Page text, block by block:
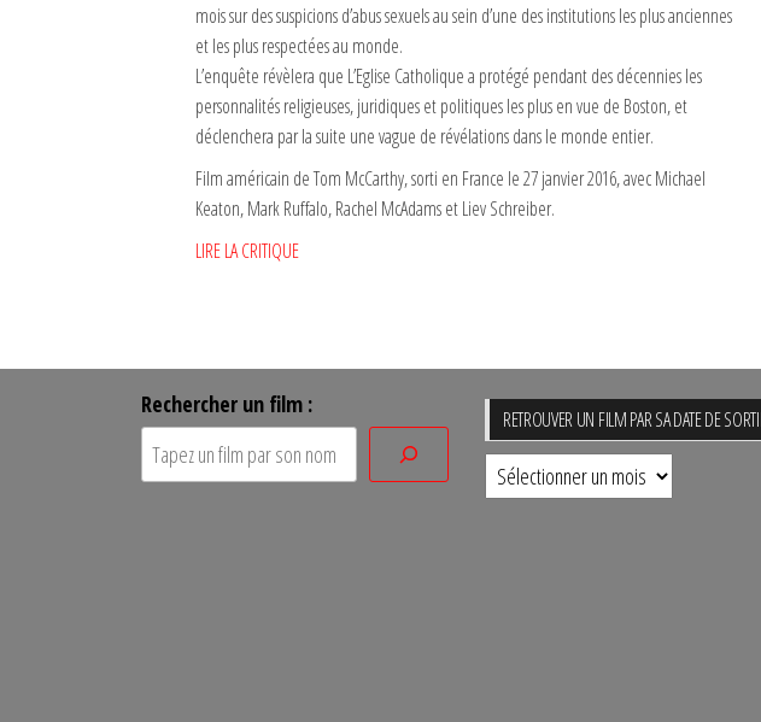
mois sur des suspicions d’abus sexuels au sein d’une des institutions les plus anciennes
et les plus respectées au monde.
L’enquête révèlera que L’Eglise Catholique a protégé pendant des décennies les
personnalités religieuses, juridiques et politiques les plus en vue de Boston, et
déclenchera par la suite une vague de révélations dans le monde entier.
Film américain de Tom McCarthy, sorti en France le 27 janvier 2016, avec Michael
Keaton, Mark Ruffalo, Rachel McAdams et Liev Schreiber.
LIRE LA CRITIQUE
Rechercher un film :
RETROUVER UN FILM PAR SA DATE DE
Retrouver
un